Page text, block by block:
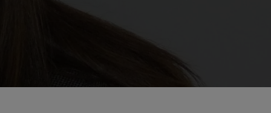
durante tantos años había deseado. "